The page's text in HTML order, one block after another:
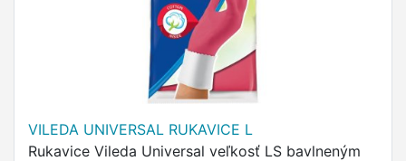
VILEDA UNIVERSAL RUKAVICE L
Rukavice Vileda Universal veľkosť LS bavlneným